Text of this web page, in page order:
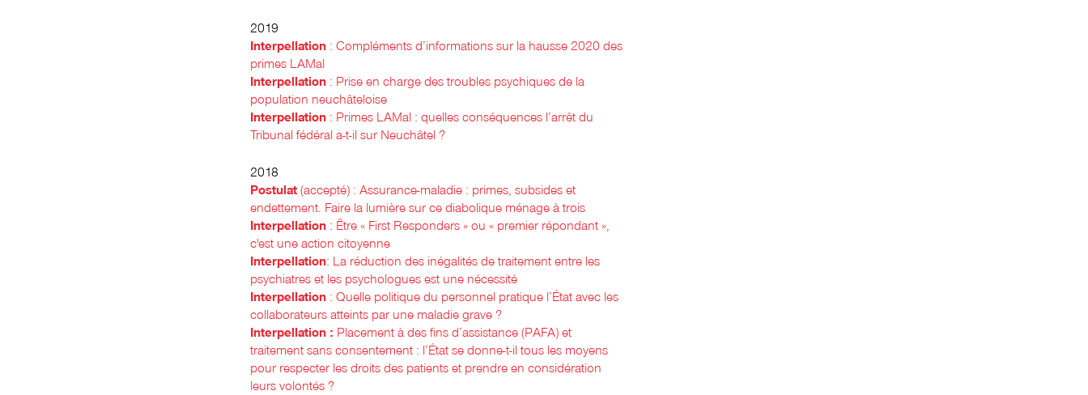
2019
Interpellation : Compléments d’informations sur la hausse 2020 des
primes LAMal
Interpellation : Prise en charge des troubles psychiques de la
population neuchâteloise
Interpellation : Primes LAMal : quelles conséquences l’arrêt du
Tribunal fédéral a-t-il sur Neuchâtel ?
2018
Postulat(accepté) : Assurance-maladie : primes, subsides et
endettement. Faire la lumière sur ce diabolique ménage à trois
Interpellation : Être « First Responders » ou « premier répondant »,
c'est une action citoyenne
Interpellation: La réduction des inégalités de traitement entre les
psychiatres et les psychologues est une nécessité
Interpellation : Quelle politique du personnel pratique l’État avec les
collaborateurs atteints par une maladie grave ?
Interpellation : Placement à des fins d’assistance (PAFA) et
traitement sans consentement : l’État se donne-t-il tous les moyens
pour respecter les droits des patients et prendre en considération
leurs volontés ?